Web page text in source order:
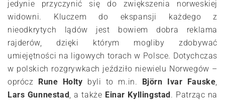
jedynie przyczynić się do zwiększenia norweskiej
widowni. Kluczem do ekspansji każdego z
nieodkrytych lądów jest bowiem dobra reklama
rajderów, dzięki którym mogliby zdobywać
umiejętności na ligowych torach w Polsce. Dotychczas
w polskich rozgrywkach jeździło niewielu Norwegów –
oprócz Rune Holty byli to m.in. Björn Ivar Fauske,
Lars Gunnestad, a także Einar Kyllingstad. Patrząc na